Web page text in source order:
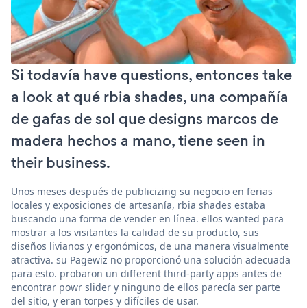
Si todavía have questions, entonces take
a look at qué rbia shades, una compañía
de gafas de sol que designs marcos de
madera hechos a mano, tiene seen in
their business.
Unos meses después de publicizing su negocio en ferias
locales y exposiciones de artesanía, rbia shades estaba
buscando una forma de vender en línea. ellos wanted para
mostrar a los visitantes la calidad de su producto, sus
diseños livianos y ergonómicos, de una manera visualmente
atractiva. su Pagewiz no proporcionó una solución adecuada
para esto. probaron un different third-party apps antes de
encontrar powr slider y ninguno de ellos parecía ser parte
del sitio, y eran torpes y difíciles de usar.